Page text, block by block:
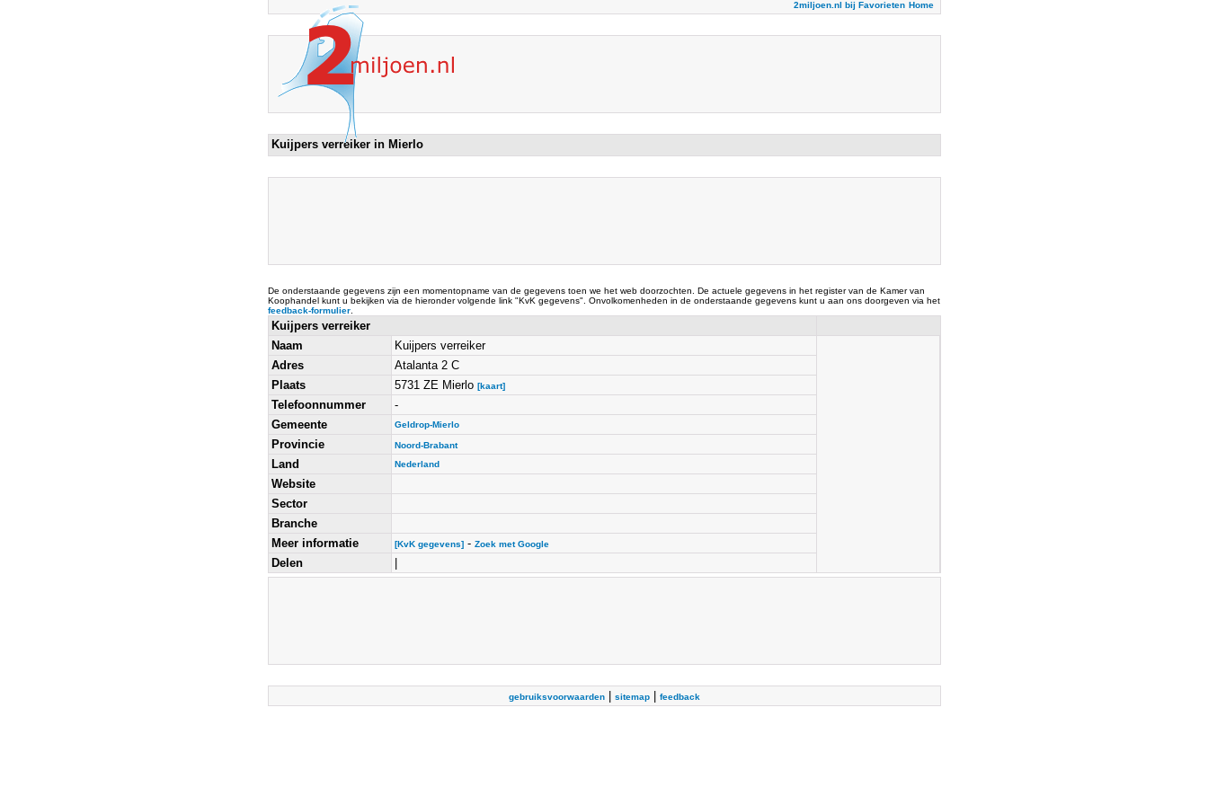
2miljoen.nl bij Favorieten Home
Kuijpers verreiker in Mierlo
De onderstaande gegevens zijn een momentopname van de gegevens toen we het web doorzochten. De actuele gegevens in het register van de Kamer van
Koophandel kunt u bekijken via de hieronder volgende link "KvK gegevens". Onvolkomenheden in de onderstaande gegevens kunt u aan ons doorgeven via het
feedback-formulier.
Kuijpers verreiker
Naam
Kuijpers verreiker
Adres
Atalanta 2 C
Plaats
5731 ZE Mierlo [kaart]
Telefoonnummer
-
Gemeente
Geldrop-Mierlo
Provincie Noord-Brabant
Land Nederland
Website
Sector
Branche
Meer informatie
[KvK gegevens]- Zoek met Google
Delen
gebruiksvoorwaarden| sitemap| feedback